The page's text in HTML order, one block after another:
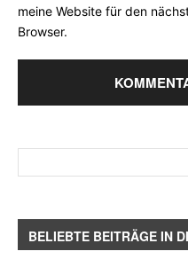
meine Website für den
Browser.
BELIEBTE BEITRÄGE IN